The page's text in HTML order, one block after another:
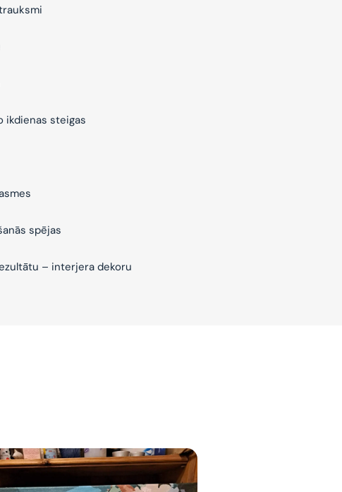
ikdienas steigas
spējas
– interjera dekoru
un
domas 😌